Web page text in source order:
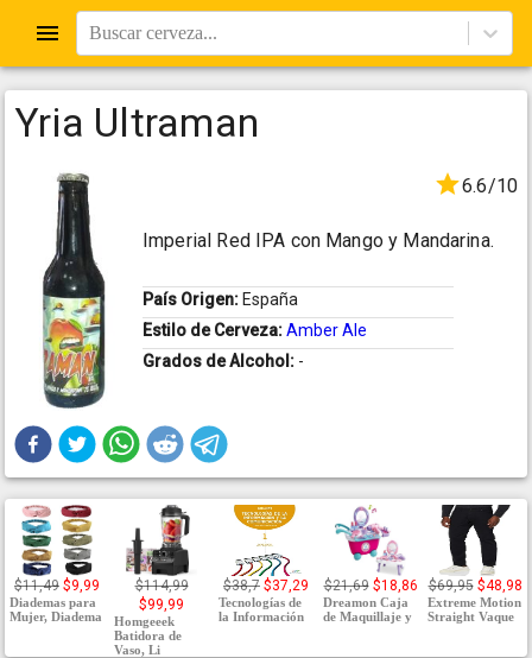
Buscar cerveza...
Yria Ultraman
6.6/10
Imperial Red IPA con Mango y Mandarina.
País Origen: España
Estilo de Cerveza:Amber Ale
Grados de Alcohol: -
$11,49 $9,99
Diademas para
Mujer, Diadema
$114,99
$99,99
Homgeeek
Batidora de
Vaso, Li
$38,7 $37,29
Tecnologías de
la Información
$21,69 $18,86
Dreamon Caja
de Maquillaje y
$69,95 $48,98
Extreme Motion
Straight Vaque